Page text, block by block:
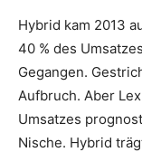
Hybrid kam 2013
40 % des
Gegangen.
Aufbruch. Aber
Umsatzes
Nische. Hybrid